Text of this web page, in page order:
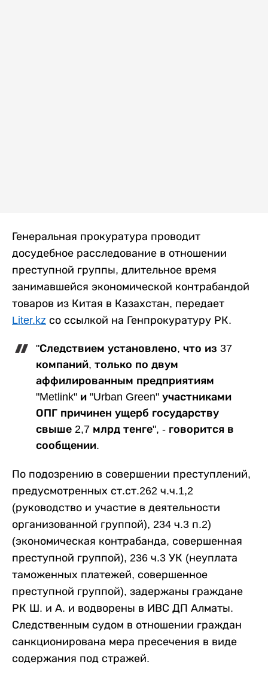
Генеральная прокуратура проводит
досудебное расследование в отношении
преступной группы, длительное время
занимавшейся экономической контрабандой
товаров из Китая в Казахстан, передает
Liter.kz со ссылкой на Генпрокуратуру РК.
"Следствием установлено, что из 37
компаний, только по двум
аффилированным предприятиям
"Metlink" и "Urban Green" участниками
ОПГ причинен ущерб государству
свыше 2,7 млрд тенге", - говорится в
сообщении.
По подозрению в совершении преступлений,
предусмотренных ст.ст.262 ч.ч.1,2
(руководство и участие в деятельности
организованной группой), 234 ч.3 п.2)
(экономическая контрабанда, совершенная
преступной группой), 236 ч.3 УК (неуплата
таможенных платежей, совершенное
преступной группой), задержаны граждане
РК Ш. и А. и водворены в ИВС ДП Алматы.
Следственным судом в отношении граждан
санкционирована мера пресечения в виде
содержания под стражей.